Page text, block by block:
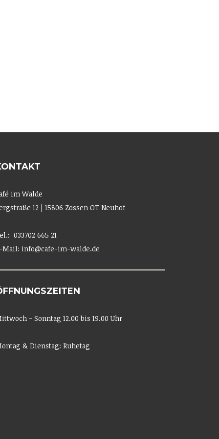
im Walde
12 | 15806 Zossen OT Neuhof
033702 665 21
Mail: info@cafe-im-walde.de
- Sonntag 12.00 bis 19.00 Uhr
& Dienstag: Ruhetag